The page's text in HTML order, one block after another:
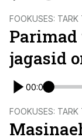
FOOKUSES:
jagasid
00:00
FOOKUSES: